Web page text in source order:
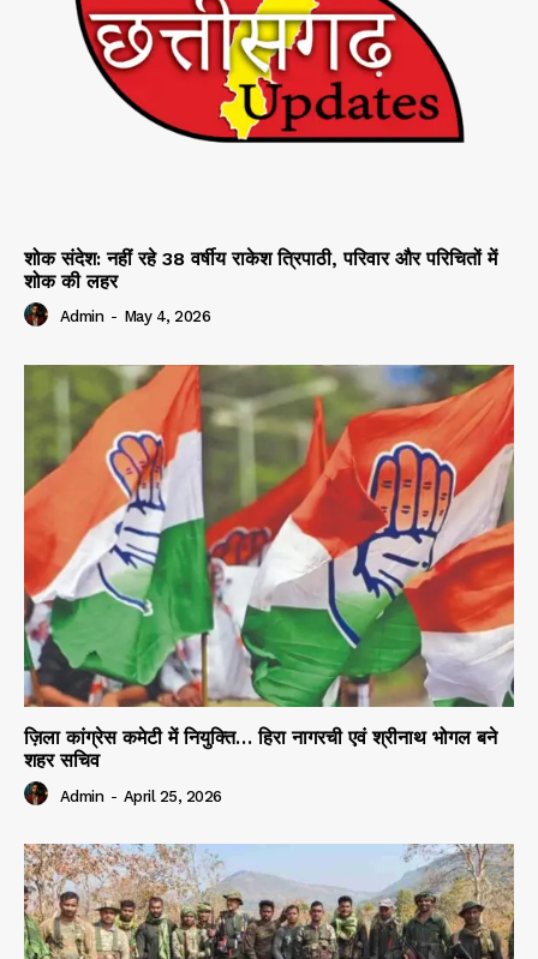
शोक संदेश: नहीं रहे 38 वर्षीय राकेश त्रिपाठी, परिवार और परिचितों में
शोक की लहर
Admin - May 4, 2026
ज़िला कांग्रेस कमेटी में नियुक्ति… हिरा नागरची एवं श्रीनाथ भोगल बने
शहर सचिव
Admin - April 25, 2026